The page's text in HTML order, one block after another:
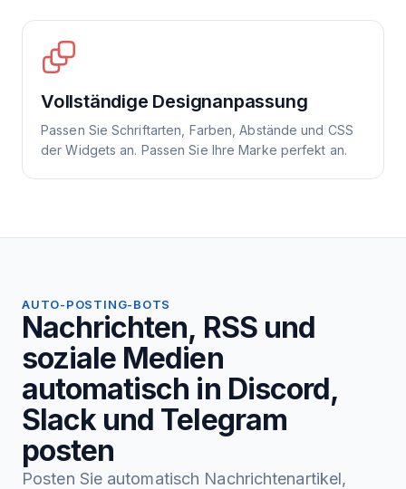
Vollständige Designanpassung
Passen Sie Schriftarten, Farben, Abstände und CSS
der Widgets an. Passen Sie Ihre Marke perfekt an.
AUTO-POSTING-BOTS
Nachrichten, RSS und
soziale Medien
automatisch in Discord,
Slack und Telegram
posten
Posten Sie automatisch Nachrichtenartikel,